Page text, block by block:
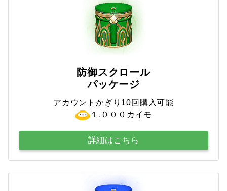
防御スクロール
パッケージ
アカウントかぎり10回購入可能
１,０００カイモ
詳細はこちら